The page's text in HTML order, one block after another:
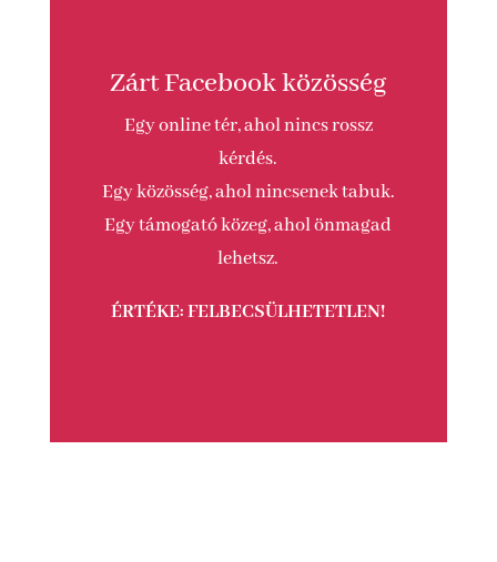
Zárt Facebook közösség
Egy online tér, ahol nincs rossz
kérdés.
Egy közösség, ahol nincsenek tabuk.
Egy támogató közeg, ahol önmagad
lehetsz.
ÉRTÉKE: FELBECSÜLHETETLEN!